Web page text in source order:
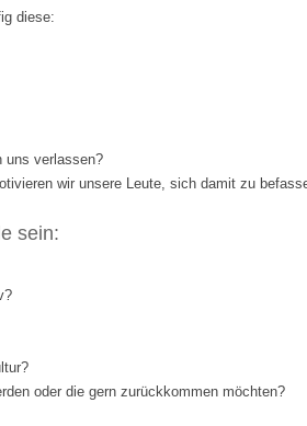
diese:
uns verlassen?
wir unsere Leute, sich damit zu
sein:
oder die gern zurückkommen möchten?